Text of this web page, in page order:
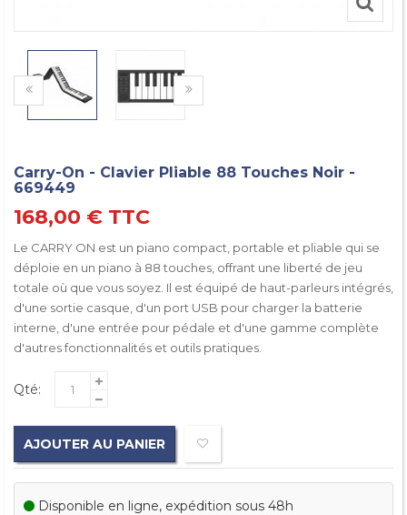
Carry-On - Clavier Pliable 88 Touches Noir -
669449
168,00 € TTC
Le CARRY ON est un piano compact, portable et pliable qui se
déploie en un piano à 88 touches, offrant une liberté de jeu
totale où que vous soyez. Il est équipé de haut-parleurs intégrés,
d'une sortie casque, d'un port USB pour charger la batterie
interne, d'une entrée pour pédale et d'une gamme complète
d'autres fonctionnalités et outils pratiques.
Qté:
AJOUTER AU PANIER
Disponible en ligne, expédition sous 48h